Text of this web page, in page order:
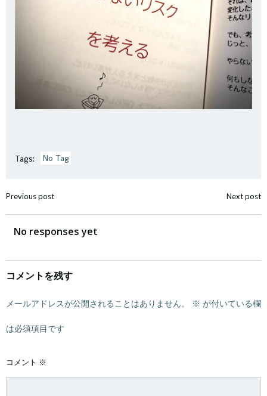
Tags: No Tag
投
稿
ナ
ビ
ゲ
ー
シ
ン
Previous post
稿
ビ
ー
ン
Next post
No responses yet
コメントを残す
メールアドレスが公開されることはありません。 ※ が付いている欄
は必須項目です
コメント ※